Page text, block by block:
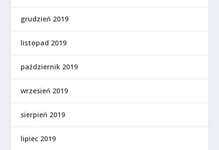
grudzień 2019
listopad 2019
październik 2019
wrzesień 2019
sierpień 2019
lipiec 2019